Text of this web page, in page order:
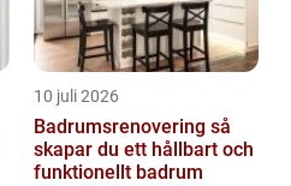
10 juli 2026
Badrumsrenovering så
skapar du ett hållbart och
funktionellt badrum